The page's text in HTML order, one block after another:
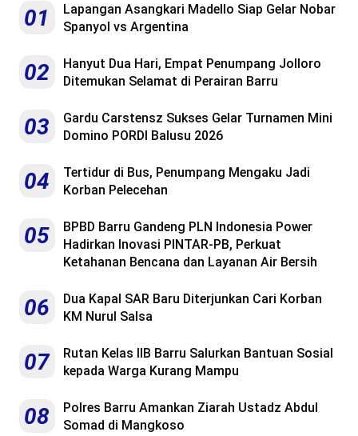
01
Lapangan Asangkari Madello Siap Gelar Nobar
Spanyol vs Argentina
02
Hanyut Dua Hari, Empat Penumpang Jolloro
Ditemukan Selamat di Perairan Barru
03
Gardu Carstensz Sukses Gelar Turnamen Mini
Domino PORDI Balusu 2026
04
Tertidur di Bus, Penumpang Mengaku Jadi
Korban Pelecehan
05
BPBD Barru Gandeng PLN Indonesia Power
Hadirkan Inovasi PINTAR-PB, Perkuat
Ketahanan Bencana dan Layanan Air Bersih
06
Dua Kapal SAR Baru Diterjunkan Cari Korban
KM Nurul Salsa
07
Rutan Kelas IIB Barru Salurkan Bantuan Sosial
kepada Warga Kurang Mampu
08
Polres Barru Amankan Ziarah Ustadz Abdul
Somad di Mangkoso